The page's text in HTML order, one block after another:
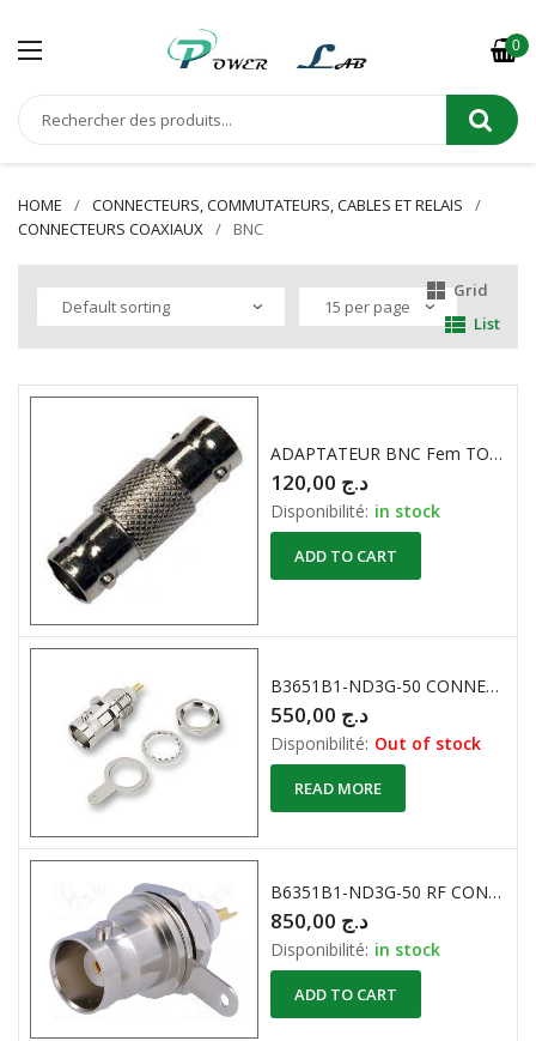
0
HOME
CONNECTEURS, COMMUTATEURS, CABLES ET RELAIS
CONNECTEURS COAXIAUX
BNC
Grid
List
ADAPTATEUR BNC Fem TO BNC Fem ECONOMIQUE
د.ج
Disponibilité: in stock
ADD TO CART
B3651B1-ND3G-50 CONNECTEUR BNC MALE 50 ohm
د.ج
Disponibilité: Out of stock
READ MORE
B6351B1-ND3G-50 RF CONNECTEUR BNC FEMELLE CHASSIS 50 Ohm 4Ghz AMPHENOL
د.ج
Disponibilité: in stock
ADD TO CART